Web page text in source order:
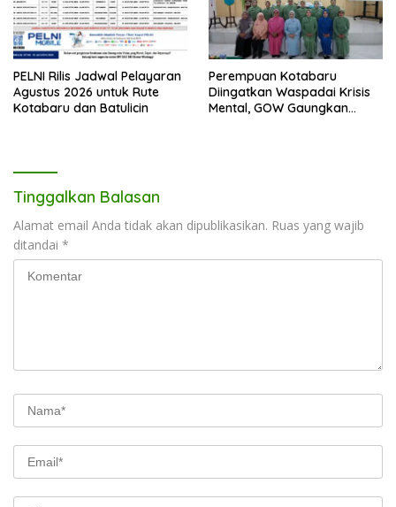
PELNI Rilis Jadwal Pelayaran
Agustus 2026 untuk Rute
Kotabaru dan Batulicin
Perempuan Kotabaru
Diingatkan Waspadai Krisis
Mental, GOW Gaungkan
Tinggalkan Balasan
Alamat email Anda tidak akan dipublikasikan. Ruas yang wajib
ditandai *